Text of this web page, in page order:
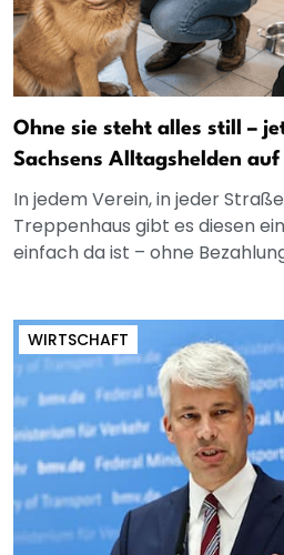
Ohne sie steht alles still –
Sachsens Alltagshelden
In jedem Verein, in jeder
Treppenhaus gibt es diesen
einfach da ist – ohne
WIRTSCHAFT